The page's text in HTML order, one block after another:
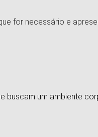
for necessário e
um ambiente